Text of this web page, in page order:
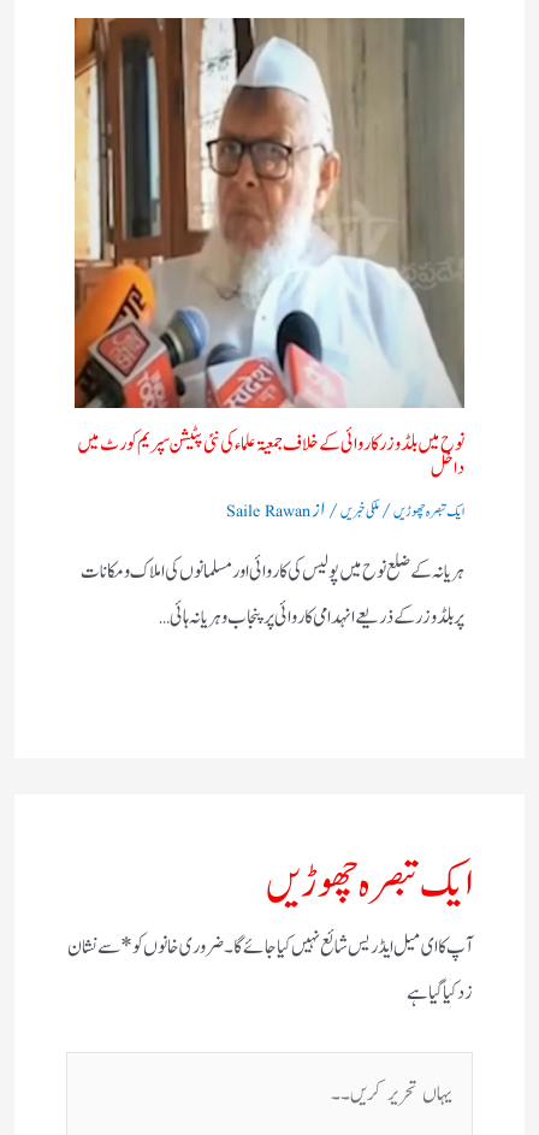
نوح میں بلڈوزر کاروائی کے خلاف جمعیۃ علماء کی نئی پٹیشن سپریم کورٹ میں
داخل
ایک تبصرہ چھوڑیں/ملکی خبریں/ ازSaile Rawan
ہریانہ کے ضلع نوح میں پولیس کی کاروائی اور مسلمانوں کی املاک و مکانات
پر بلڈوزر کے ذریعے انہدامی کاروائی پر پنجاب و ہریانہ ہائی…
ایک تبصرہ چھوڑیں
آپ کا ای میل ایڈریس شائع نہیں کیا جائے گا۔ضروری خانوں کو*سے نشان
زد کیا گیا ہے
یہاں
تحریر